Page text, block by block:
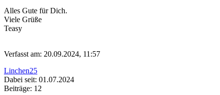
Alles Gute für Dich.
Viele Grüße
Teasy
Verfasst am: 20.09.2024, 11:57
Linchen25
Dabei seit: 01.07.2024
Beiträge: 12